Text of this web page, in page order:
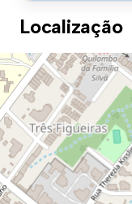
Localização